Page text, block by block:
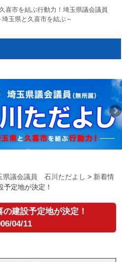
喜市を結ぶ行動力！埼玉県議会議員
玉県と久喜市を結ぶ～
議会議員 石川ただよし > 新着情
定地が決定！
建設予定地が決定！
04/11